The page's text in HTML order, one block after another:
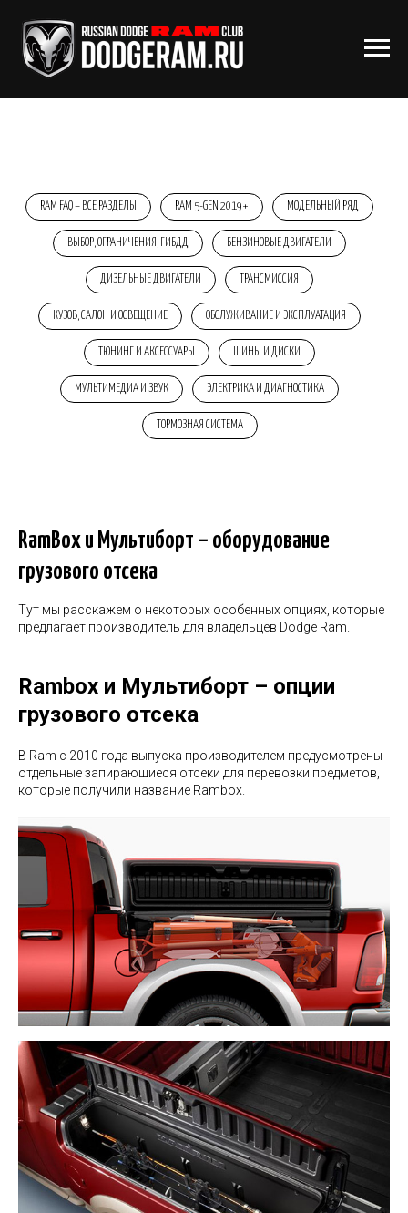
RAM FAQ – ВСЕ РАЗДЕЛЫ RAM 5-GEN 2019+ МОДЕЛЬНЫЙ РЯД
ВЫБОР, ОГРАНИЧЕНИЯ, ГИБДД БЕНЗИНОВЫЕ ДВИГАТЕЛИ
ДИЗЕЛЬНЫЕ ДВИГАТЕЛИ ТРАНСМИССИЯ
КУЗОВ, САЛОН И ОСВЕЩЕНИЕ ОБСЛУЖИВАНИЕ И ЭКСПЛУАТАЦИЯ
ТЮНИНГ И АКСЕССУАРЫ ШИНЫ И ДИСКИ
МУЛЬТИМЕДИА И ЗВУК ЭЛЕКТРИКА И ДИАГНОСТИКА
ТОРМОЗНАЯ СИСТЕМА
RamBox и Мультиборт – оборудование
грузового отсека
Тут мы расскажем о некоторых особенных опциях, которые
предлагает производитель для владельцев Dodge Ram.
Rambox и Мультиборт – опции
грузового отсека
В Ram с 2010 года выпуска производителем предусмотрены
отдельные запирающиеся отсеки для перевозки предметов,
которые получили название Rambox.